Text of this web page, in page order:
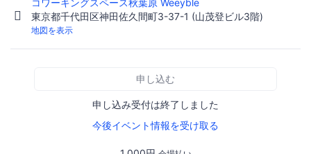
コワーキングスペース秋葉原 Weeyble
東京都千代田区神田佐久間町3-37-1 (山茂登ビル3階)
地図を表示
申し込む
申し込み受付は終了しました
今後イベント情報を受け取る